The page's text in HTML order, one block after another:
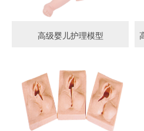
高级婴儿护理模型